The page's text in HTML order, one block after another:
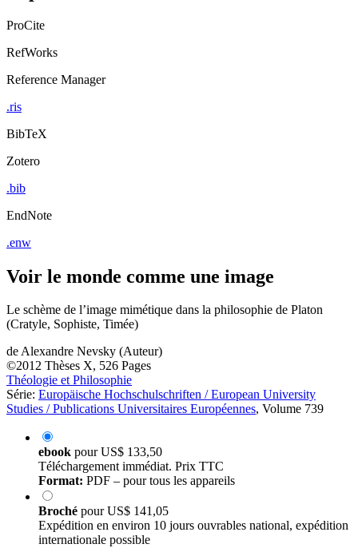
ProCite
RefWorks
Reference Manager
.ris
BibTeX
Zotero
.bib
EndNote
.enw
Voir le monde comme une image
Le schème de l’image mimétique dans la philosophie de Platon
(Cratyle, Sophiste, Timée)
deAlexandre Nevsky (Auteur)
©2012 Thèses X, 526 Pages
Théologie et Philosophie
Série: Europäische Hochschulschriften / European University
Studies / Publications Universitaires Européennes, Volume 739
ebook pourUS$ 133,50
Téléchargement immédiat. Prix TTC
Format: PDF – pour tous les appareils
Broché pourUS$ 141,05
Expédition en environ 10 jours ouvrables national, expédition
internationale possible